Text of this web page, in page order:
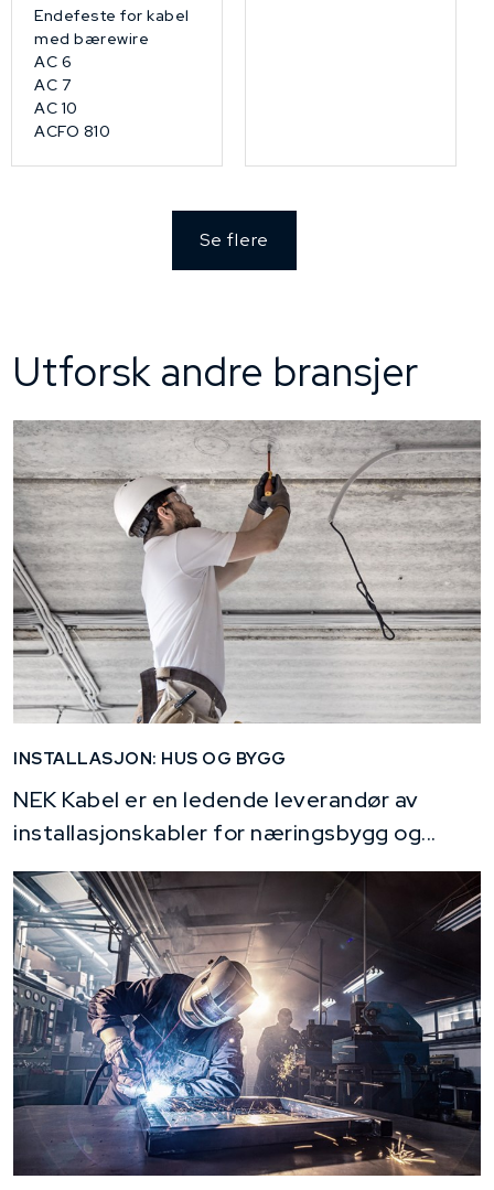
Endefeste for kabel
med bærewire
AC 6
AC 7
AC 10
ACFO 810
Se flere
Utforsk andre bransjer
INSTALLASJON: HUS OG BYGG
NEK Kabel er en ledende leverandør av
installasjonskabler for næringsbygg og...